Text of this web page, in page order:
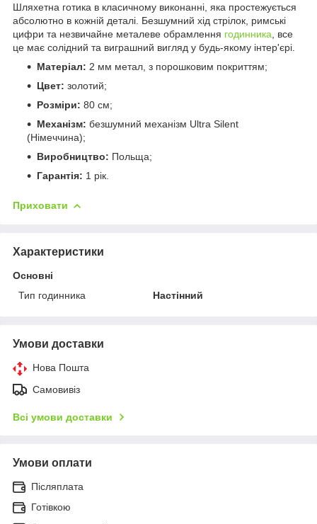
Шляхетна готика в класичному виконанні, яка простежується
абсолютно в кожній деталі. Безшумний хід стрілок, римські
цифри та незвичайне металеве обрамлення годинника , все
це має солідний та виграшний вигляд у будь-якому інтер'єрі.
Матеріал: 2 мм метал, з порошковим покриттям;
Цвет: золотий;
Розміри: 80 см;
Механізм: безшумний механізм Ultra Silent
(Німеччина);
Виробництво: Польща;
Гарантія: 1 рік.
Приховати
Характеристики
Основні
Тип годинника
Настінний
Умови доставки
Нова Пошта
Самовивіз
Всі умови доставки
Умови оплати
Післяплата
Готівкою